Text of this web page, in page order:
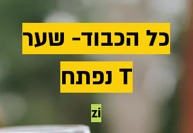
כל הכבוד- שער
T נפתח
zi